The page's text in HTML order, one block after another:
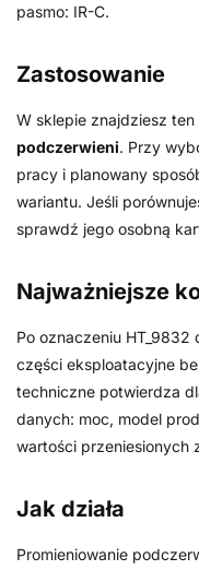
pasmo: IR-C.
Zastosowanie
W sklepie znajdziesz
podczerwieni. Przy
pracy i planowany
wariantu. Jeśli
sprawdź jego osobną
Najważniejsze
Po oznaczeniu
części eksploatacyjne
techniczne potwierdza
danych: moc, model
wartości przeniesionych
Jak działa
Promieniowanie